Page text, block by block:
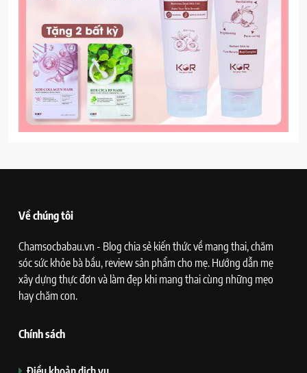
Về chúng tôi
Chamsocbabau.vn - Blog chia sẻ kiến thức về mang thai, chăm
sóc sức khỏe bà bầu, review sản phẩm cho mẹ. Hướng dẫn mẹ
xây dựng thực đơn và làm đẹp khi mang thai cùng những mẹo
hay chăm con.
Chính sách